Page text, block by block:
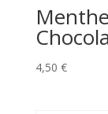
Menthe
4,50 €